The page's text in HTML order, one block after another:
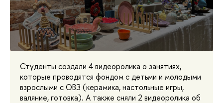
Студенты создали 4 видеоролика о занятиях,
которые проводятся фондом с детьми и молодыми
взрослыми с ОВЗ (керамика, настольные игры,
валяние, готовка). А также сняли 2 видеоролика об